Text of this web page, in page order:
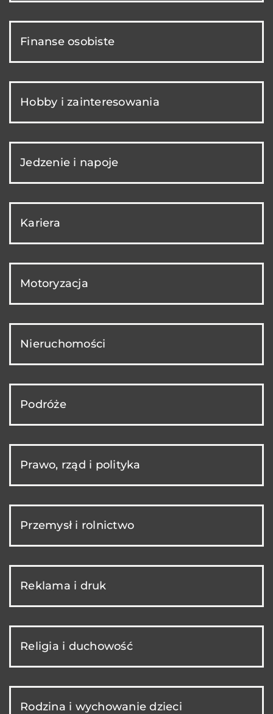
Finanse osobiste
Hobby i zainteresowania
Jedzenie i napoje
Kariera
Motoryzacja
Nieruchomości
Podróże
Prawo, rząd i polityka
Przemysł i rolnictwo
Reklama i druk
Religia i duchowość
Rodzina i wychowanie dzieci